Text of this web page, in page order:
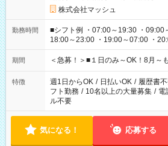
株式会社マッシュ
勤務時間
■シフト例 ・07:00～19:30 ・09:00
18:00～23:00 ・19:00～07:00 ・
etc ★最短で3時間で5,120円のお仕事から 15時間で2万円近く稼
げるお仕事も！ ご希望のお時間に合わせてご紹介！ ※シフトは
ください！
期間 ＜急募！＞■１日のみ～OK！8月～
特徴 週1日からOK / 日払いOK / 履歴書
フト勤務 / 10名以上の大量募集 / 電
ル不要
気になる！ 応募する